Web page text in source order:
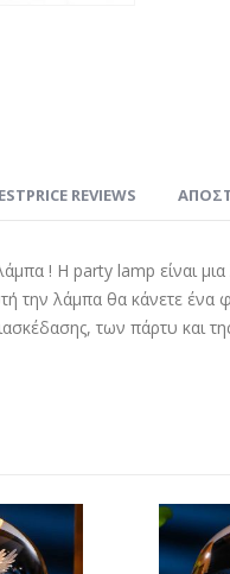
! Η party lamp είναι
την λάμπα θα κάνετε
των πάρτυ
REVIEWS